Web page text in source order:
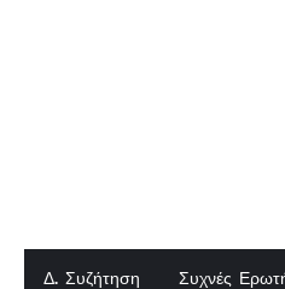
Δ. Συζήτηση Συχνές